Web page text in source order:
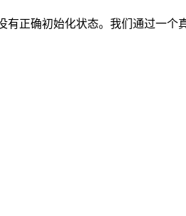
正确初始化状态。我们通过一